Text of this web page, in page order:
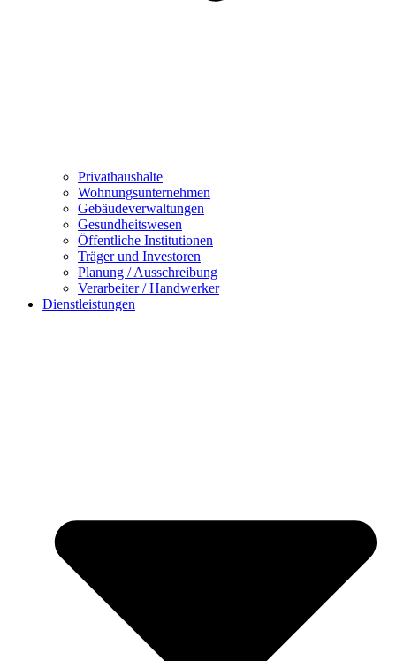
Privathaushalte
Wohnungsunternehmen
Gebäudeverwaltungen
Gesundheitswesen
Öffentliche Institutionen
Träger und Investoren
Planung / Ausschreibung
Verarbeiter / Handwerker
Dienstleistungen